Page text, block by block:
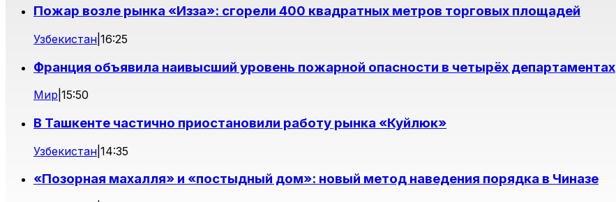
Пожар возле рынка «Изза»: сгорели 400 квадратных метров торговых площадей
Узбекистан 16:25
Франция объявила наивысший уровень пожарной опасности в четырёх департаментах
Мир 15:50
В Ташкенте частично приостановили работу рынка «Куйлюк»
Узбекистан 14:35
«Позорная махалля» и «постыдный дом»: новый метод наведения порядка в Чиназе